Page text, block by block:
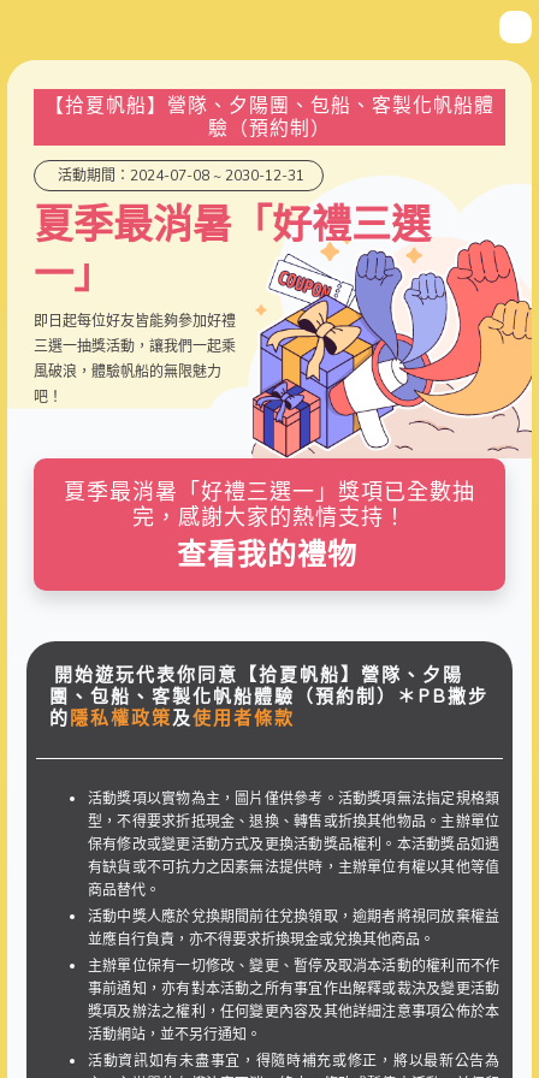
【拾夏帆船】營隊、夕陽團、包船、客製化帆船體
驗（預約制）
活動期間：2024-07-08 ~ 2030-12-31
夏季最消暑「好禮三選
一」
即日起每位好友皆能夠參加好禮
三選一抽獎活動，讓我們一起乘
風破浪，體驗帆船的無限魅力
吧！
夏季最消暑「好禮三選一」獎項已全數抽
完，感謝大家的熱情支持！
查看我的禮物
開始遊玩代表你同意【拾夏帆船】營隊、夕陽
團、包船、客製化帆船體驗（預約制）＊PB撇步
的 隱私權政策及使用者條款
活動獎項以實物為主，圖片僅供參考。活動獎項無法指定規格類
型，不得要求折抵現金、退換、轉售或折換其他物品。主辦單位
保有修改或變更活動方式及更換活動獎品權利。本活動獎品如遇
有缺貨或不可抗力之因素無法提供時，主辦單位有權以其他等值
商品替代。
活動中獎人應於兌換期間前往兌換領取，逾期者將視同放棄權益
並應自行負責，亦不得要求折換現金或兌換其他商品。
主辦單位保有一切修改、變更、暫停及取消本活動的權利而不作
事前通知，亦有對本活動之所有事宜作出解釋或裁決及變更活動
獎項及辦法之權利，任何變更內容及其他詳細注意事項公佈於本
活動網站，並不另行通知。
活動資訊如有未盡事宜，得隨時補充或修正，將以最新公告為